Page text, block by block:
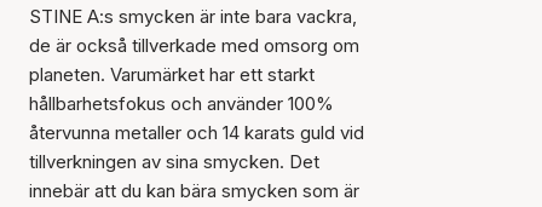
STINE A:s smycken är inte bara vackra,
de är också tillverkade med omsorg om
planeten. Varumärket har ett starkt
hållbarhetsfokus och använder 100%
återvunna metaller och 14 karats guld vid
tillverkningen av sina smycken. Det
innebär att du kan bära smycken som är